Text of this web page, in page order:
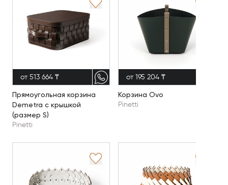
от 513 664 ₸
Прямоугольная корзина
Demetra с крышкой
(размер S)
Pinetti
от 195 204 ₸
Корзина Ovo
Pinetti